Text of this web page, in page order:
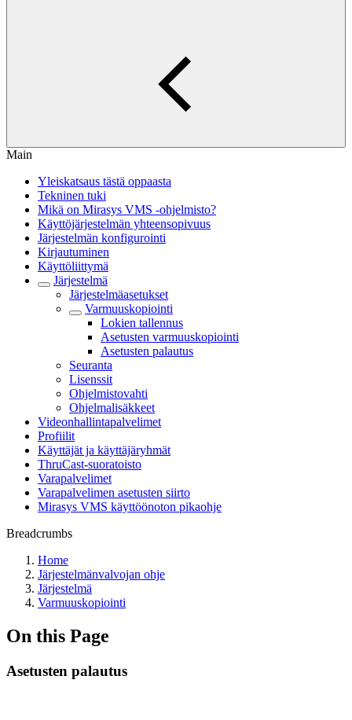
Main
Yleiskatsaus tästä oppaasta
Tekninen tuki
Mikä on Mirasys VMS -ohjelmisto?
Käyttöjärjestelmän yhteensopivuus
Järjestelmän konfigurointi
Kirjautuminen
Käyttöliittymä
Järjestelmä
Järjestelmäasetukset
Varmuuskopiointi
Lokien tallennus
Asetusten varmuuskopiointi
Asetusten palautus
Seuranta
Lisenssit
Ohjelmistovahti
Ohjelmalisäkkeet
Videonhallintapalvelimet
Profiilit
Käyttäjät ja käyttäjäryhmät
ThruCast-suoratoisto
Varapalvelimet
Varapalvelimen asetusten siirto
Mirasys VMS käyttöönoton pikaohje
Breadcrumbs
Home
Järjestelmänvalvojan ohje
Järjestelmä
Varmuuskopiointi
On this Page
Asetusten palautus